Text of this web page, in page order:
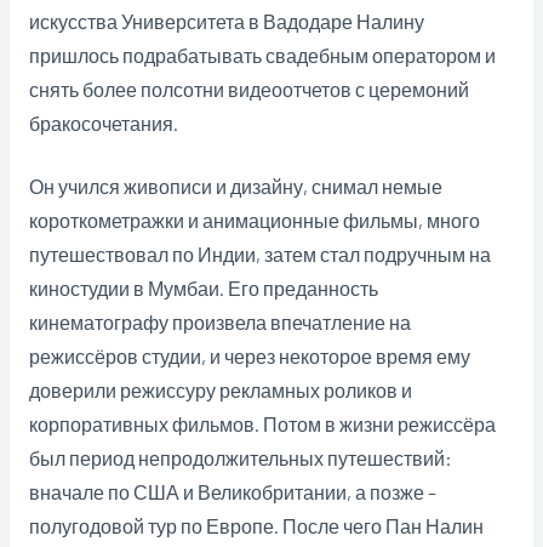
искусства Университета в Вадодаре Налину
пришлось подрабатывать свадебным оператором и
снять более полсотни видеоотчетов с церемоний
бракосочетания.
Он учился живописи и дизайну, снимал немые
короткометражки и анимационные фильмы, много
путешествовал по Индии, затем стал подручным на
киностудии в Мумбаи. Его преданность
кинематографу произвела впечатление на
режиссёров студии, и через некоторое время ему
доверили режиссуру рекламных роликов и
корпоративных фильмов. Потом в жизни режиссёра
был период непродолжительных путешествий:
вначале по США и Великобритании, а позже –
полугодовой тур по Европе. После чего Пан Налин